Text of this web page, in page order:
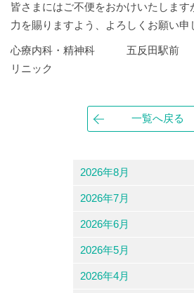
皆さまにはご不便をおかけいたします
力を賜りますよう、よろしくお願い申
心療内科・精神科 五反田駅前
リニック
一覧へ戻る
2026年8月
2026年7月
2026年6月
2026年5月
2026年4月